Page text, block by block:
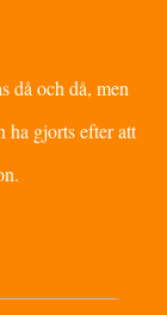
då och då, men
ha gjorts efter att